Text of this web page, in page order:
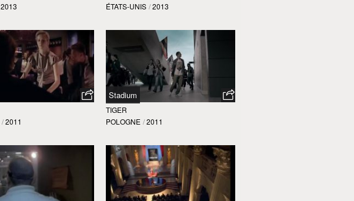
2013
ÉTATS-UNIS / 2013
/ 2011
Stadium
TIGER
POLOGNE / 2011